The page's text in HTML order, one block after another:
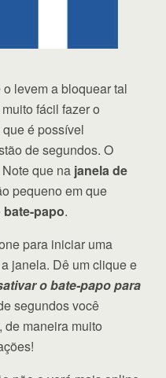
levem a bloquear tal
fácil fazer o
é possível
de segundos. O
que na janela de
pequeno em que
papo.
para iniciar uma
janela. Dê um clique e
o bate-papo para
segundos você
maneira muito